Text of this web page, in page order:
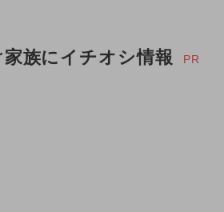
族にイチオシ情報 PR